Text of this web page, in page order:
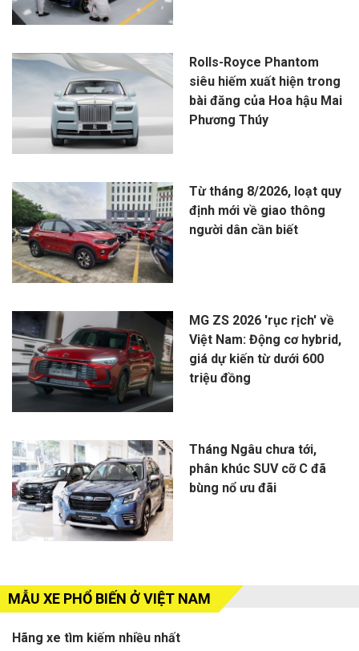
Rolls-Royce Phantom
siêu hiếm xuất hiện trong
bài đăng của Hoa hậu Mai
Phương Thúy
Từ tháng 8/2026, loạt quy
định mới về giao thông
người dân cần biết
MG ZS 2026 'rục rịch' về
Việt Nam: Động cơ hybrid,
giá dự kiến từ dưới 600
triệu đồng
Tháng Ngâu chưa tới,
phân khúc SUV cỡ C đã
bùng nổ ưu đãi
MẪU XE PHỔ BIẾN Ở VIỆT NAM
Hãng xe tìm kiếm nhiều nhất